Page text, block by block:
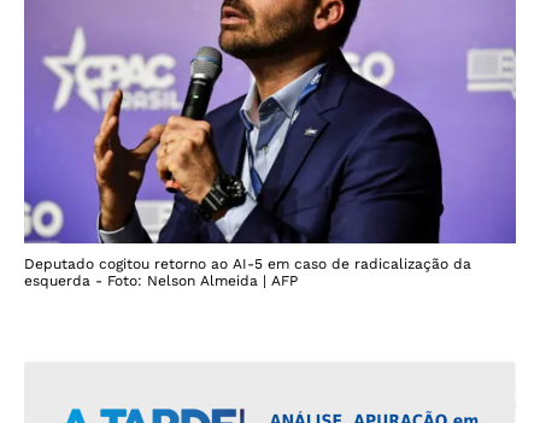
Deputado cogitou retorno ao AI-5 em caso de radicalização da
esquerda - Foto: Nelson Almeida | AFP